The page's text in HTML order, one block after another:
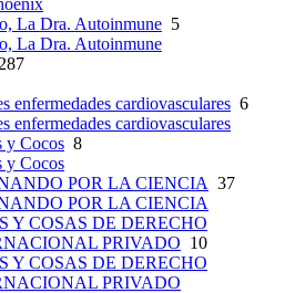
La Dra. Autoinmune 5
La Dra. Autoinmune
enfermedades cardiovasculares 6
enfermedades cardiovasculares
y Cocos 8
y Cocos
POR LA CIENCIA 37
POR LA CIENCIA
Y COSAS DE DERECHO
PRIVADO 10
Y COSAS DE DERECHO
PRIVADO